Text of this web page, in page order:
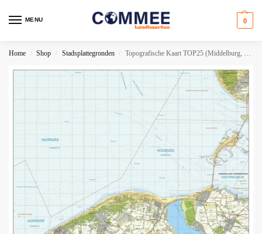
MENU 0
Home / Shop / Stadsplattegronden / Topografische Kaart TOP25 (Middelburg, Oost-Souburg, Arnemuiden, Koudekerke, Oostkapelle, Serooskerke)